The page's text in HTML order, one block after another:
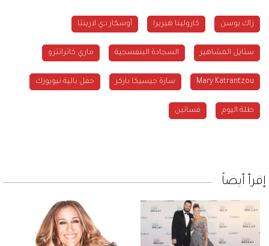
زاك بوسن كارولينا هيريرا أوسكار دي لارينتا
ستايل المشاهير السجادة البنفسجية ماري كاترانتزو
Mary Katrantzou سارة جيسيكا باركر حفل بالية نيويورك
طلة اليوم فساتين
إقرأ أيضاً